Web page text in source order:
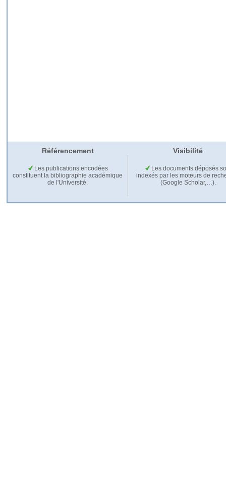
Référencement Visibilité
Les publications encodées
constituent la bibliographie académique
de l'Université.
Les documents déposés
indexés par les moteurs de
(Google Scholar,…).